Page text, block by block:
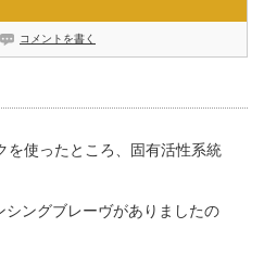
コメントを書く
を使ったところ、固有活性系統
シングブレーヴがありましたの